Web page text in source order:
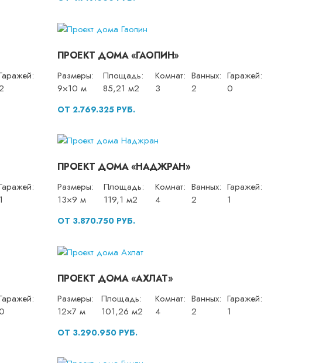
ПРОЕКТ ДОМА «ГАОПИН»
Размеры:
9×10 м
Площадь:
85,21 м2
Комнат:
3
Ванных:
2
Гаражей:
0
ОТ 2.769.325 РУБ.
1
ПРОЕКТ ДОМА «НАДЖРАН»
Размеры:
13×9 м
Площадь:
119,1 м2
Комнат:
4
Ванных:
2
Гаражей:
1
ОТ 3.870.750 РУБ.
ПРОЕКТ ДОМА «АХЛАТ»
Размеры:
12×7 м
Площадь:
101,26 м2
Комнат:
4
Ванных:
2
Гаражей:
1
ОТ 3.290.950 РУБ.